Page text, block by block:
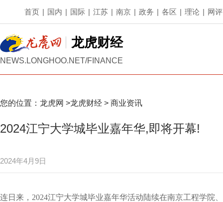
首页 | 国内 | 国际 | 江苏 | 南京 | 政务 | 各区 | 理论 | 网评
龙虎财经
NEWS.LONGHOO.NET/FINANCE
您的位置： 龙虎网 >龙虎财经 > 商业资讯
2024江宁大学城毕业嘉年华,即将开幕!
2024年4月9日
连日来，2024江宁大学城毕业嘉年华活动陆续在南京工程学院